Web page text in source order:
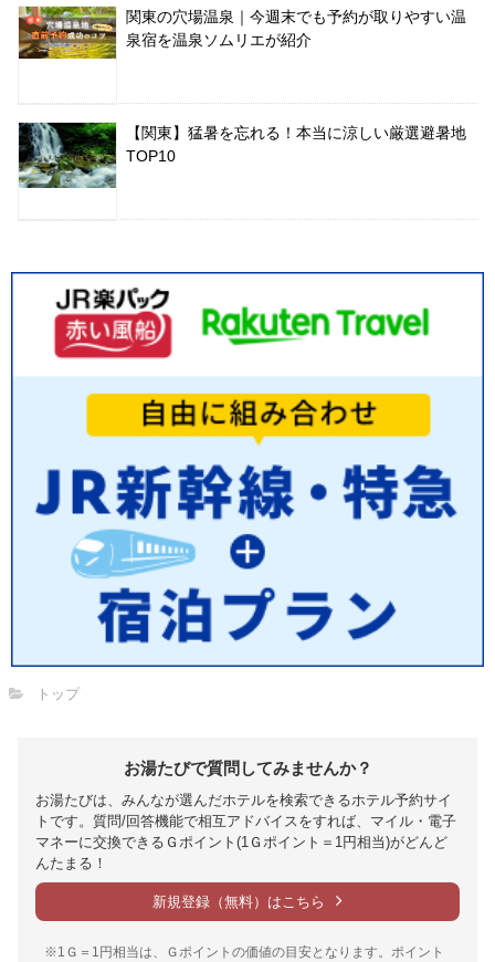
関東の穴場温泉｜今週末でも予約が取りやすい温
泉宿を温泉ソムリエが紹介
【関東】猛暑を忘れる！本当に涼しい厳選避暑地
TOP10
トップ
お湯たびで質問してみませんか？
お湯たびは、みんなが選んだホテルを検索できるホテル予約サイ
トです。質問/回答機能で相互アドバイスをすれば、マイル・電子
マネーに交換できるＧポイント(1Ｇポイント＝1円相当)がどんど
んたまる！
新規登録（無料）はこちら
※1Ｇ＝1円相当は、Ｇポイントの価値の目安となります。ポイント